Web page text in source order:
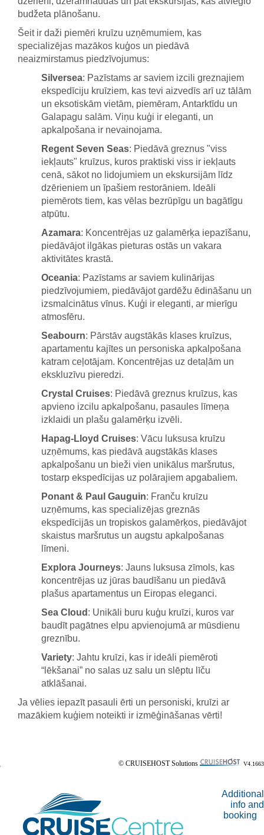
budžeta plānošanu.
Šeit ir daži piemēri kruīzu uzņēmumiem, kas
specializējas mazākos kuģos un piedāvā
neaizmirstamus piedzīvojumus:
Silversea: Pazīstams ar saviem izcili greznajiem
ekspedīciju kruīziem, kas tevi aizvedīs arī uz tālām
un eksotiskām vietām, piemēram, Antarktīdu un
Galapagu salām. Viņu kuģi ir eleganti, un
apkalpošana ir nevainojama.
Regent Seven Seas: Piedāvā greznus "viss
iekļauts" kruīzus, kuros praktiski viss ir iekļauts
cenā, sākot no lidojumiem un ekskursijām līdz
dzērieniem un īpašiem restorāniem. Ideāli
piemērots tiem, kas vēlas bezrūpīgu un bagātīgu
atpūtu.
Azamara: Koncentrējas uz galamērķa iepazīšanu,
piedāvājot ilgākas pieturas ostās un vakara
aktivitātes krastā.
Oceania: Pazīstams ar saviem kulinārijas
piedzīvojumiem, piedāvājot gardēžu ēdināšanu un
izsmalcinātus vīnus. Kuģi ir eleganti, ar mierīgu
atmosfēru.
Seabourn: Pārstāv augstākās klases kruīzus,
apartamentu kajītes un personiska apkalpošana
katram ceļotājam. Koncentrējas uz detaļām un
ekskluzīvu pieredzi.
Crystal Cruises: Piedāvā greznus kruīzus, kas
apvieno izcilu apkalpošanu, pasaules līmeņa
izklaidi un plašu galamērķu izvēli.
Hapag-Lloyd Cruises: Vācu luksusa kruīzu
uzņēmums, kas piedāvā augstākās klases
apkalpošanu un bieži vien unikālus maršrutus,
tostarp ekspedīcijas uz polārajiem apgabaliem.
Ponant & Paul Gauguin: Franču kruīzu
uzņēmums, kas specializējas greznās
ekspedīcijās un tropiskos galamērķos, piedāvājot
skaistus maršrutus un augstu apkalpošanas
līmeni.
Explora Journeys: Jauns luksusa zīmols, kas
koncentrējas uz jūras baudīšanu un piedāvā
plašus apartamentus un Eiropas eleganci.
Sea Cloud : Unikāli buru kuģu kruīzi, kuros var
baudīt pagātnes elpu apvienojumā ar mūsdienu
greznību.
Variety: Jahtu kruīzi, kas ir ideāli piemēroti
“lēkšanai” no salas uz salu un slēptu līču
atklāšanai.
Ja vēlies iepazīt pasauli ērti un personiski, kruīzi ar
mazākiem kuģiem noteikti ir izmēģināšanas vērti!
© CRUISEHOST Solutions V4.1663
Additional
info and
booking